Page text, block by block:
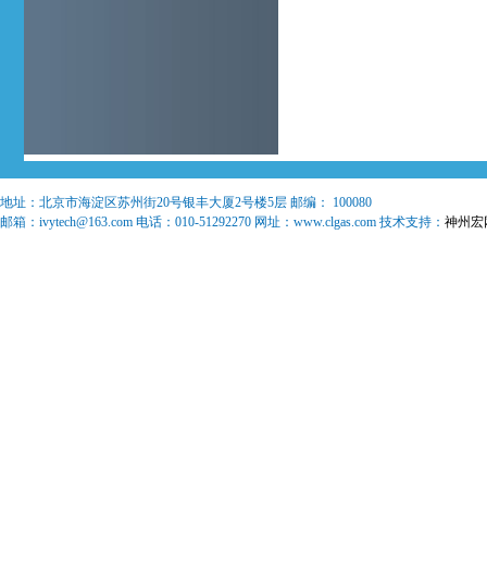
地址： 北京市海淀区苏州街20号银丰大厦2号楼5层 邮编：
100080
邮箱： ivytech@163.com 电话： 010-51292270 网址：www.clgas.com 技术支持： 神州宏